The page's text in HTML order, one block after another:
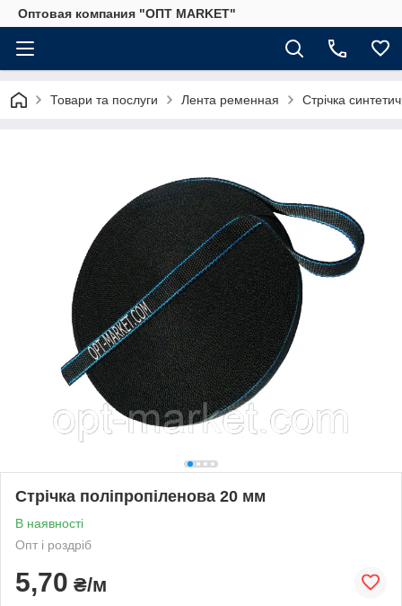
Оптовая компания "ОПТ MARKET"
Товари та послуги Лента ременная Стрічка
Стрічка поліпропіленова 20 мм
В наявності
Опт і роздріб
5,70 ₴/м